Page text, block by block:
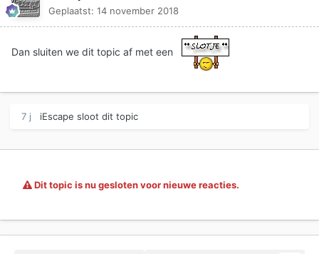
Geplaatst: 14 november 2018
Dan sluiten we dit topic af met een
7 j iEscape sloot dit topic
Dit topic is nu gesloten voor nieuwe reacties.